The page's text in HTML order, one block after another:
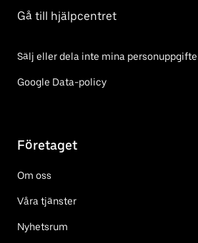
Gå till hjälpcentret
Sälj eller dela inte mina
Google Data-policy
Företaget
Om oss
Våra tjänster
Nyhetsrum